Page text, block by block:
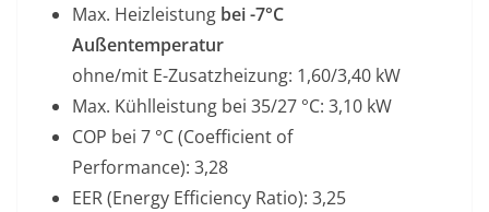
Max. Heizleistung bei -7°C
Außentemperatur
ohne/mit E-Zusatzheizung: 1,60/3,40 kW
Max. Kühlleistung bei 35/27 °C: 3,10 kW
COP bei 7 °C (Coefficient of
Performance): 3,28
EER (Energy Efficiency Ratio): 3,25